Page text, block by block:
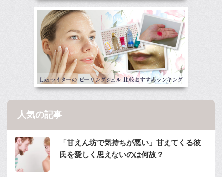
人気の記事
「甘えん坊で気持ちが悪い」甘えてくる彼
氏を愛しく思えないのは何故？